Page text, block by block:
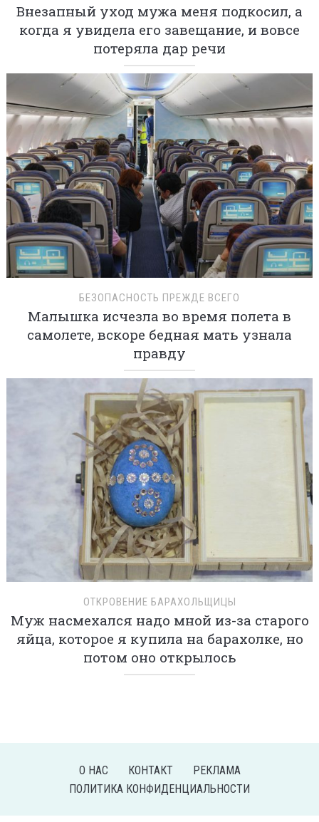
Внезапный уход мужа меня подкосил, а
когда я увидела его завещание, и вовсе
потеряла дар речи
БЕЗОПАСНОСТЬ ПРЕЖДЕ ВСЕГО
Малышка исчезла во время полета в
самолете, вскоре бедная мать узнала
правду
ОТКРОВЕНИЕ БАРАХОЛЬЩИЦЫ
Муж насмехался надо мной из-за старого
яйца, которое я купила на барахолке, но
потом оно открылось
О НАС КОНТАКТ
РЕКЛАМА
ПОЛИТИКА КОНФИДЕНЦИАЛЬНОСТИ